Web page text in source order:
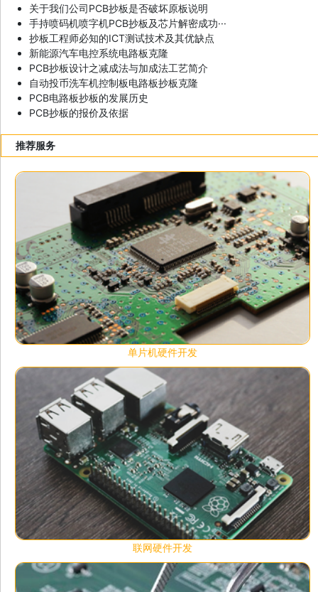
关于我们公司PCB抄板是否破坏原板说明
手持喷码机喷字机PCB抄板及芯片解密成功···
抄板工程师必知的ICT测试技术及其优缺点
新能源汽车电控系统电路板克隆
PCB抄板设计之减成法与加成法工艺简介
自动投币洗车机控制板电路板抄板克隆
PCB电路板抄板的发展历史
PCB抄板的报价及依据
推荐服务
单片机硬件开发
联网硬件开发